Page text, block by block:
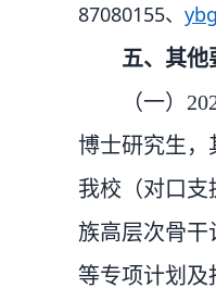
87080155、
五、其他
（一）
博士研究生，
我校（对口支
族高层次骨干
等专项计划及